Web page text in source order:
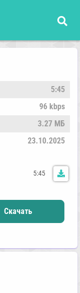
5:45
96 kbps
3.27 МБ
23.10.2025
5:45
Скачать